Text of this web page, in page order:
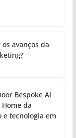
avanços da
Bespoke AI
Home da
e tecnologia em